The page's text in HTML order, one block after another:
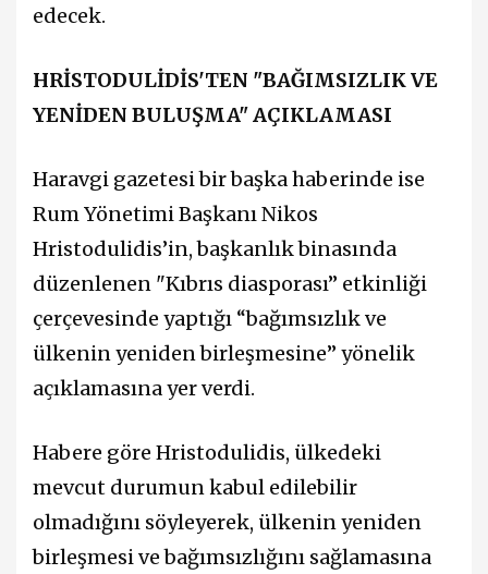
edecek.
HRİSTODULİDİS'TEN "BAĞIMSIZLIK VE
YENİDEN BULUŞMA" AÇIKLAMASI
Haravgi gazetesi bir başka haberinde ise
Rum Yönetimi Başkanı Nikos
Hristodulidis’in, başkanlık binasında
düzenlenen "Kıbrıs diasporası” etkinliği
çerçevesinde yaptığı “bağımsızlık ve
ülkenin yeniden birleşmesine” yönelik
açıklamasına yer verdi.
Habere göre Hristodulidis, ülkedeki
mevcut durumun kabul edilebilir
olmadığını söyleyerek, ülkenin yeniden
birleşmesi ve bağımsızlığını sağlamasına